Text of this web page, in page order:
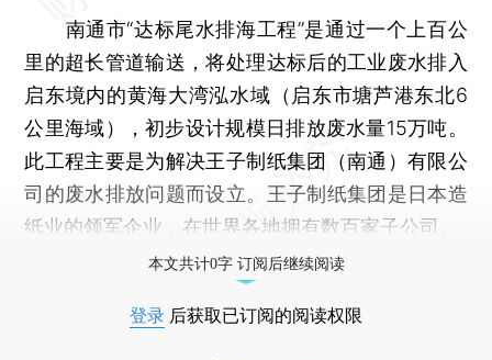
南通市“达标尾水排海工程”是通过一个上百公
里的超长管道输送，将处理达标后的工业废水排入
启东境内的黄海大湾泓水域（启东市塘芦港东北6
公里海域），初步设计规模日排放废水量15万吨。
此工程主要是为解决王子制纸集团（南通）有限公
司的废水排放问题而设立。王子制纸集团是日本造
纸业的领军企业，在世界各地拥有数百家子公司。
本文共计0字 订阅后继续阅读
登录 后获取已订阅的阅读权限